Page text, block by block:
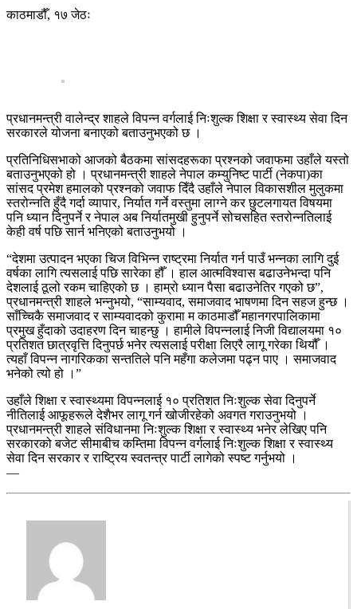
काठमाडौँ, १७ जेठः
प्रधानमन्त्री वालेन्द्र शाहले विपन्न वर्गलाई निःशुल्क शिक्षा र स्वास्थ्य सेवा दिन
सरकारले योजना बनाएको बताउनुभएको छ ।
प्रतिनिधिसभाको आजको बैठकमा सांसदहरूका प्रश्नको जवाफमा उहाँले यस्तो
बताउनुभएको हो । प्रधानमन्त्री शाहले नेपाल कम्युनिष्ट पार्टी (नेकपा)का
सांसद प्रमेश हमालको प्रश्नको जवाफ दिँदै उहाँले नेपाल विकासशील मुलुकमा
स्तरोन्नति हुँदै गर्दा व्यापार, निर्यात गर्ने वस्तुमा लाग्ने कर छुटलगायत विषयमा
पनि ध्यान दिनुपर्ने र नेपाल अब निर्यातमुखी हुनुपर्ने सोचसहित स्तरोन्नतिलाई
केही वर्ष पछि सार्न भनिएको बताउनुभयो ।
“देशमा उत्पादन भएका चिज विभिन्न राष्ट्रमा निर्यात गर्न पाउँ भन्नका लागि दुई
वर्षका लागि त्यसलाई पछि सारेका हौँ । हाल आत्मविश्वास बढाउनेभन्दा पनि
देशलाई ठूलो रकम चाहिएको छ । हाम्रो ध्यान पैसा बढाउनेतिर गएको छ”,
प्रधानमन्त्री शाहले भन्नुभयो, “साम्यवाद, समाजवाद भाषणमा दिन सहज हुन्छ ।
साँच्चिकै समाजवाद र साम्यवादको कुरामा म काठमाडौँ महानगरपालिकामा
प्रमुख हुँदाको उदाहरण दिन चाहन्छु । हामीले विपन्नलाई निजी विद्यालयमा १०
प्रतिशत छात्रवृत्ति दिनुपर्छ भनेर त्यसलाई परीक्षा लिएरै लागू गरेका थियौँ ।
त्यहाँ विपन्न नागरिकका सन्ततिले पनि महँगा कलेजमा पढ्न पाए । समाजवाद
भनेको त्यो हो ।”
उहाँले शिक्षा र स्वास्थ्यमा विपन्नलाई १० प्रतिशत निःशुल्क सेवा दिनुपर्ने
नीतिलाई आफूहरूले देशैभर लागू गर्न खोजीरहेको अवगत गराउनुभयो ।
प्रधानमन्त्री शाहले संविधानमा निःशुल्क शिक्षा र स्वास्थ्य भनेर लेखिए पनि
सरकारको बजेट सीमाबीच कम्तिमा विपन्न वर्गलाई निःशुल्क शिक्षा र स्वास्थ्य
सेवा दिन सरकार र राष्ट्रिय स्वतन्त्र पार्टी लागेको स्पष्ट गर्नुभयो ।
—